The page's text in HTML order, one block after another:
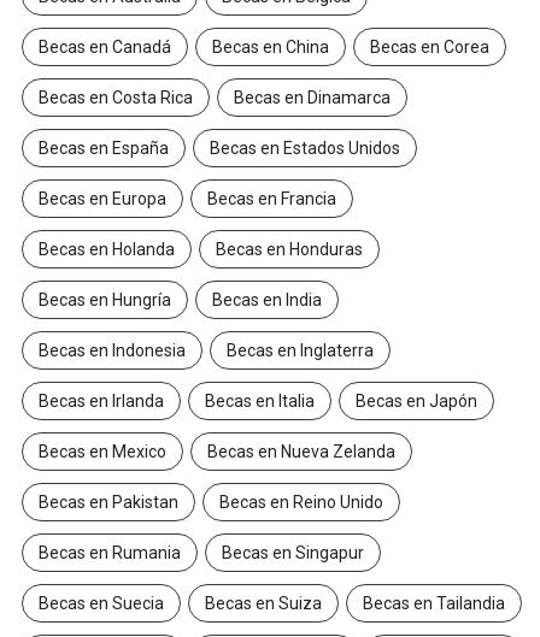
Becas en Canadá Becas en China Becas en Corea
Becas en Costa Rica Becas en Dinamarca
Becas en España Becas en Estados Unidos
Becas en Europa Becas en Francia
Becas en Holanda Becas en Honduras
Becas en Hungría Becas en India
Becas en Indonesia Becas en Inglaterra
Becas en Irlanda Becas en Italia Becas en Japón
Becas en Mexico Becas en Nueva Zelanda
Becas en Pakistan Becas en Reino Unido
Becas en Rumania Becas en Singapur
Becas en Suecia Becas en Suiza Becas en Tailandia